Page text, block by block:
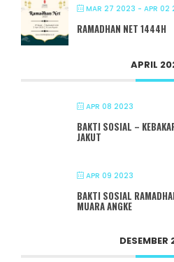
MAR 27 2023 - APR 02
RAMADHAN NET 1444H
APRIL
APR 08 2023
BAKTI SOSIAL –
JAKUT
APR 09 2023
BAKTI SOSIAL
MUARA ANGKE
DESEMBER